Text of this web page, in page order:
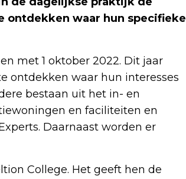
waar hun specifieke
met 1 oktober 2022. Dit jaar
ontdekken waar hun interesses
bestaan uit het in- en
en faciliteiten en
Daarnaast worden er
College. Het geeft hen de